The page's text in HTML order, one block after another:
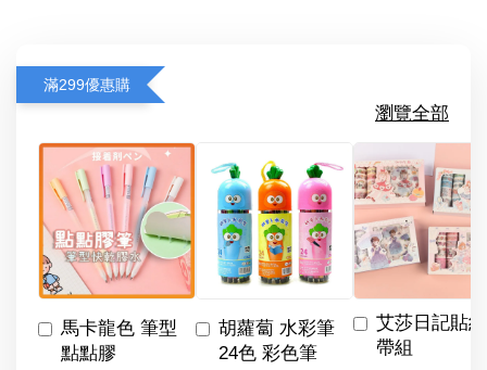
滿299優惠購
瀏覽全部
馬卡龍色 筆型
點點膠
胡蘿蔔 水彩筆
24色 彩色筆
艾莎日記貼
帶組